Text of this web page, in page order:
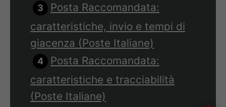
Posta Raccomandata:
caratteristiche, invio e tempi di
giacenza (Poste Italiane)
Posta Raccomandata:
caratteristiche e tracciabilità
(Poste Italiane)